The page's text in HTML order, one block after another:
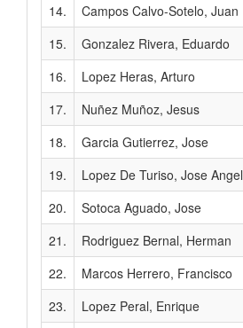
14.
Campos Calvo-Sotelo, Juan
15.
Gonzalez Rivera, Eduardo
16.
Lopez Heras, Arturo
17.
Nuñez Muñoz, Jesus
18.
Garcia Gutierrez, Jose
19.
Lopez De Turiso, Jose Angel
20.
Sotoca Aguado, Jose
21.
Rodriguez Bernal, Herman
22.
Marcos Herrero, Francisco
23.
Lopez Peral, Enrique